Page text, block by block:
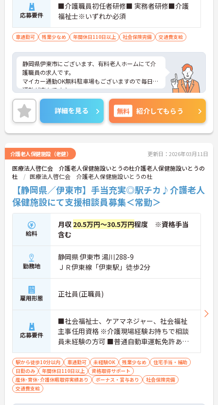
応募要件
■介護職員初任者研修■ 実務者研修■介護
福祉士※いずれか必須
車通勤可 残業少なめ 年間休日110日以上 社会保険完備 交通費支給
静岡県伊東市にございます、有料老人ホームにて介
護職員の求人です。
マイカー通勤OK無料駐車場もございますので毎日の
通勤が楽々です♪
ご興味をお持ちの方はお気軽にお問合せ下さい
詳細を見る 無料 紹介してもらう
介護老人保健施設（老健） 更新日：2026年03月11日
医療法人啓仁会 介護老人保健施設いとうの杜介護老人保健施設いとうの
杜
医療法人啓仁会 介護老人保健施設いとうの杜
【静岡県／伊東市】手当充実◎駅チカ♪介護老人
保健施設にて支援相談員募集＜常勤＞
給料
月収 20.5万円～30.5万円程度 ※資格手当
含む
勤務地
静岡県 伊東市 湯川288-9
ＪＲ伊東線「伊東駅」徒歩2分
雇用形態 正社員(正職員)
応募要件
■社会福祉士、ケアマネジャー、社会福祉
主事任用資格 ※介護現場経験お持ちで相談
員未経験の方可 ■普通自動車運転免許あれ
ば尚可
駅から徒歩10分以内 車通勤可 未経験OK 残業少なめ
住宅手当・補助
日勤のみ
年間休日110日以上
資格取得サポート
産休･育休･介護休暇取得実績あり
ボーナス・賞与あり
社会保険完備
交通費支給